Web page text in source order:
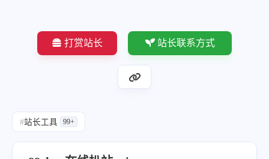
打赏站长 站长联系方式
#站长工具 99+